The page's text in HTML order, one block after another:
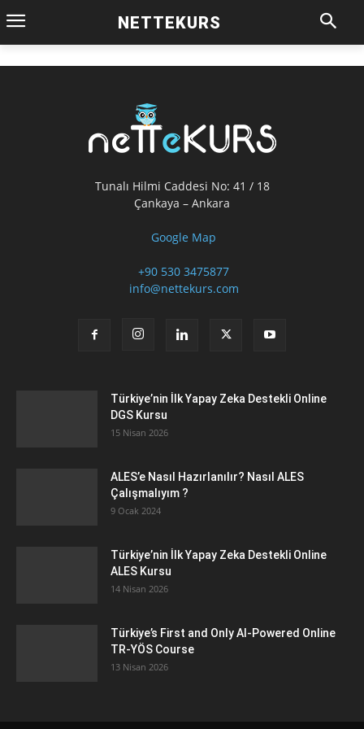
NETTEKURS
Tunalı Hilmi Caddesi No: 41 / 18
Çankaya – Ankara
Google Map
+90 530 3475877
info@nettekurs.com
Türkiye’nin İlk Yapay Zeka Destekli Online
DGS Kursu
15 Nisan 2026
ALES’e Nasıl Hazırlanılır? Nasıl ALES
Çalışmalıyım ?
9 Ocak 2024
Türkiye’nin İlk Yapay Zeka Destekli Online
ALES Kursu
14 Nisan 2026
Türkiye’s First and Only AI-Powered Online
TR-YÖS Course
13 Nisan 2026